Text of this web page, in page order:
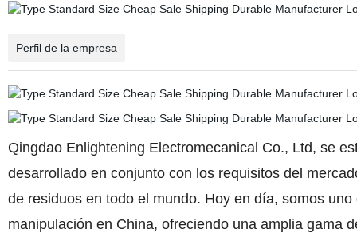
Perfil de la empresa
Qingdao Enlightening Electromecanical Co., Ltd, se
desarrollado en conjunto con los requisitos del
de residuos en todo el mundo. Hoy en día, somos
manipulación en China, ofreciendo una amplia gama